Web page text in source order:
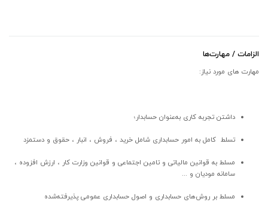
الزامات / مهارت‌ها
مهارت های مورد نیاز:
داشتن تجربه کاری به‌عنوان حسابدار؛
تسلط کامل به امور حسابداری شامل خرید ، فروش ، انبار ، حقوق و دستمزد
مسلط به قوانین مالیاتی و تامین اجتماعی و قوانین وزارت کار ، ارزش افزوده ،
سامانه مودیان و ...
مسلط بر روش‌های حسابداری و اصول حسابداری عمومی پذیرفته‌شده